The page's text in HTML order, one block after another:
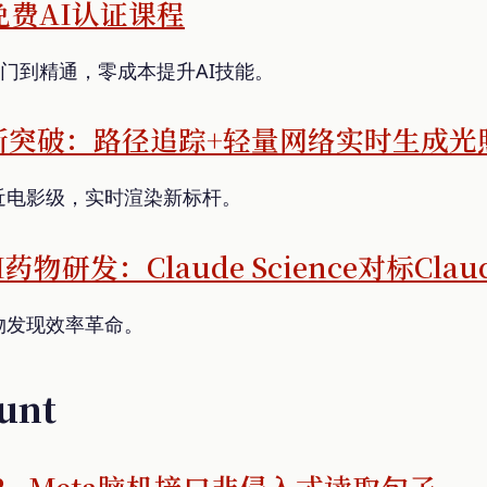
AI认证课程
精通，零成本提升AI技能。
破：路径追踪+轻量网络实时生成光
影级，实时渲染新标杆。
物研发：Claude Science对标
现效率革命。